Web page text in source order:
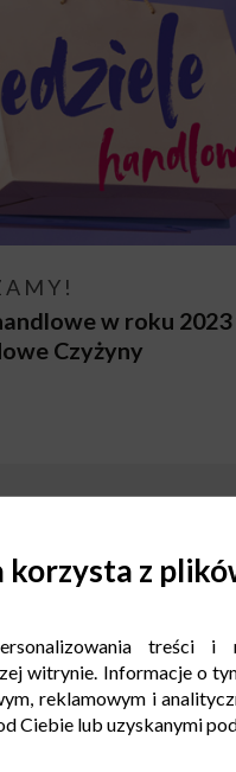
w roku
Czyżyny
korzysta z
treści i
witrynie. Informacje o
reklamowym i
Ciebie lub uzyskanymi